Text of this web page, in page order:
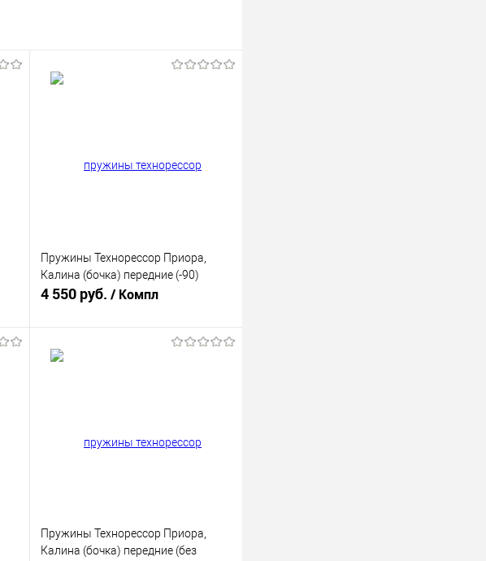
Пружины Технорессор Приора,
Калина (бочка) передние (-90)
4 550 руб. / Компл
Пружины Технорессор Приора,
Калина (бочка) передние (без